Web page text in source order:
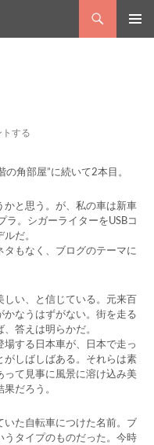
トする
角部屋”に続いて2本目。
と思う。が、私の車は新車
。シガーライターをUSBコ
だ。
もなく、ブログのテーマに
い、と信じている。元来百
なうはずがない。街を走る
答えは明らかだ。
する日本車が、日本で走っ
しばしばある。それらは素
って見事に風景に溶け込み美
だろう。
た自転車につけた名前。ブ
うタイプのものだった。今時